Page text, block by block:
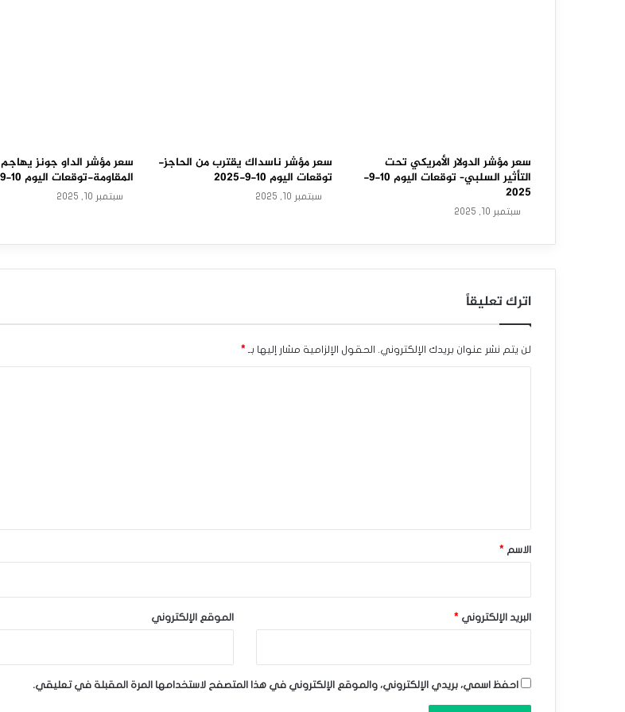
ل
أ
م
ر
ي
ك
ي
ي
و
ا
ل
د
ع
م
سعر مؤشر الدولار الأمريكي تحت
التأثير السلبي– توقعات اليوم 10-9-
2025
سبتمبر 10, 2025
سعر مؤشر ناسداك يقترب من الحاجز-
توقعات اليوم 10-9-2025
سبتمبر 10, 2025
سعر مؤشر الداو جونز يهاجم
المقاومة-توقعات اليوم 10-9-2025
سبتمبر 10, 2025
اترك تعليقاً
لن يتم نشر عنوان بريدك الإلكتروني. الحقول الإلزامية مشار إليها بـ *
*الاسم *
البريد الإلكتروني * الموقع الإلكتروني
احفظ اسمي، بريدي الإلكتروني، والموقع الإلكتروني في هذا المتصفح لاستخدامها المرة المقبلة في تعليقي.